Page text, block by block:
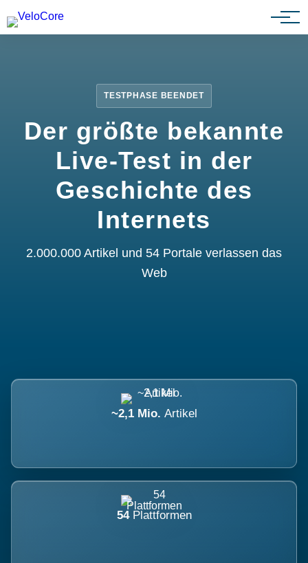
Partnerprogramm
TESTPHASE BEENDET
Der größte bekannte
Live-Test in der
Geschichte des
Internets
2.000.000 Artikel und 54 Portale verlassen das
Web
~2,1 Mio. Artikel
54 Plattformen